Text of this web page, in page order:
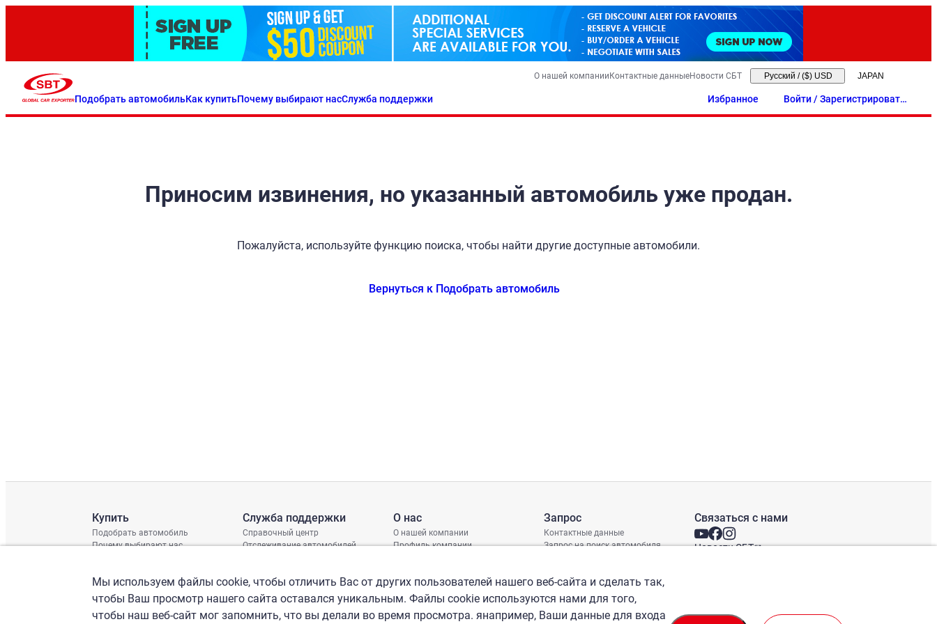
Подобрать автомобильКак купитьПочему выбирают насСлужба поддержки
О нашей компанииКонтактные данныеНовости СБТ Русский / ($) USD
Избранное
Войти / Зарегистрировать
ся
Приносим извинения, но указанный автомобиль уже продан.
Пожалуйста, используйте функцию поиска, чтобы найти другие доступные автомобили.
Вернуться к Подобрать автомобиль
Купить
Подобрать автомобиль
Почему выбирают нас
Служба поддержки
Справочный центр
Отслеживание автомобилей
График доставки
Проверка шасси
О нас
О нашей компании
Профиль компании
Запрос
Контактные данные
Запрос на поиск автомобиля
Связаться с нами
Новости СБТ
Мы используем файлы cookie, чтобы отличить Вас от других пользователей нашего веб-сайта и сделать так,
чтобы Ваш просмотр нашего сайта оставался уникальным. Файлы cookie используются нами для того,
чтобы наш веб-сайт мог запомнить, что вы делали во время просмотра. янапример, Ваши данные для входа